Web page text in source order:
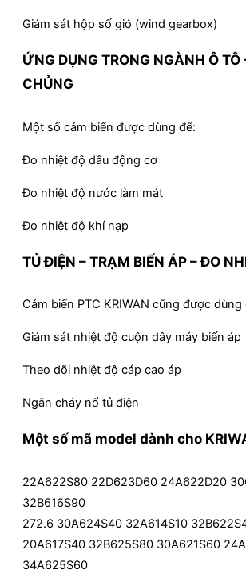
Giám sát hộp số gió (wind gearbox)
ỨNG DỤNG TRONG NGÀNH Ô TÔ
CHỦNG
Một số cảm biến được dùng để:
Đo nhiệt độ dầu động cơ
Đo nhiệt độ nước làm mát
Đo nhiệt độ khí nạp
TỦ ĐIỆN – TRẠM BIẾN ÁP – ĐO
Cảm biến PTC KRIWAN cũng được dùng
Giám sát nhiệt độ cuộn dây máy biến áp
Theo dõi nhiệt độ cáp cao áp
Ngăn cháy nổ tủ điện
Một số mã model dành cho
22A622S80 22D623D60 24A622D20
32B616S90
272.6 30A624S40 32A614S10
20A617S40 32B625S80 30A621S60
34A625S60